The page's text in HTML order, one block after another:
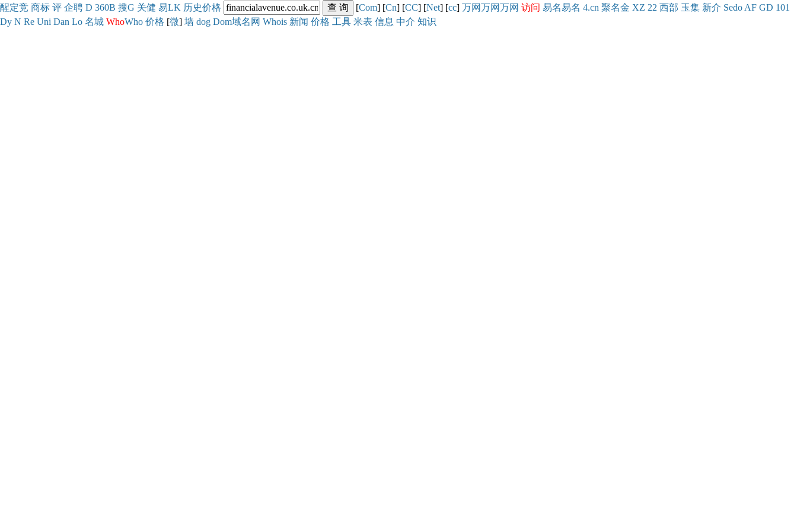
醒定竞 商标 评 企聘 D 360B 搜G 关健 易LK 历史价格 [Com] [Cn] [CC] [Net] [cc] 万网万网万网 访问 易名易名 4.cn 聚名金 XZ 22 西部 玉集 新介 Sedo AF GD 101
Dy N Re Uni Dan Lo 名城 WhoWho 价格 [微] 墙 dog Dom域名网 Whois 新闻 价格 工具 米表 信息 中介 知识